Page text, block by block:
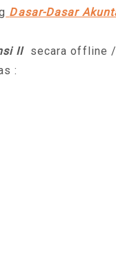
Dasar-Dasar
IIsecara offline /
: